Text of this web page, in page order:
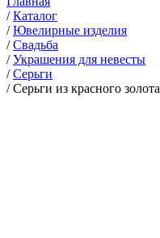
/ Каталог
/ Ювелирные изделия
/ Свадьба
/ Украшения для невесты
/ Серьги
/ Серьги из красного золота